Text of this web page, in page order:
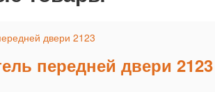
передней двери 2123